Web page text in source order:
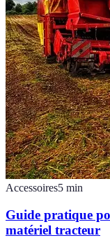
Accessoires5 min
Guide pratique
matériel tracteur